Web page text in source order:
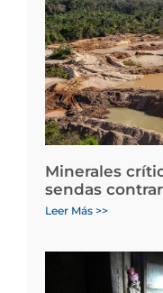
Minerales
sendas
Leer Más >>